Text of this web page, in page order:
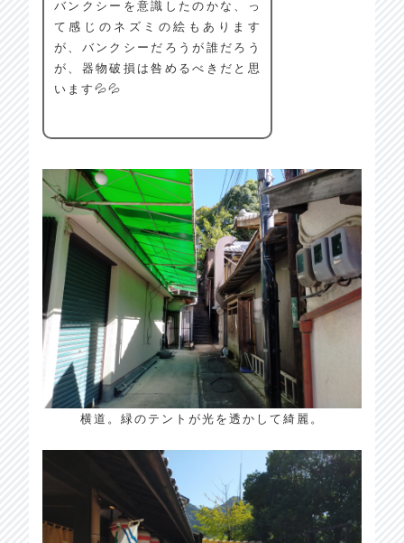
バンクシーを意識したのかな、っ
て感じのネズミの絵もあります
が、バンクシーだろうが誰だろう
が、器物破損は咎めるべきだと思
います💦💦
横道。緑のテントが光を透かして綺麗。